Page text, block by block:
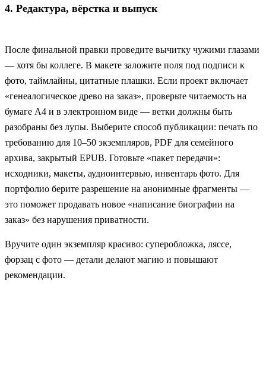
4. Редактура, вёрстка и выпуск
После финальной правки проведите вычитку чужими глазами
— хотя бы коллеге. В макете заложите поля под подписи к
фото, таймлайны, цитатные плашки. Если проект включает
«генеалогическое древо на заказ», проверьте читаемость на
бумаге А4 и в электронном виде — ветки должны быть
разобраны без лупы. Выберите способ публикации: печать по
требованию для 10–50 экземпляров, PDF для семейного
архива, закрытый EPUB. Готовьте «пакет передачи»:
исходники, макеты, аудиоинтервью, инвентарь фото. Для
портфолио берите разрешение на анонимные фрагменты —
это поможет продавать новое «написание биографии на
заказ» без нарушения приватности.
Вручите один экземпляр красиво: суперобложка, ляссе,
форзац с фото — детали делают магию и повышают
рекомендации.